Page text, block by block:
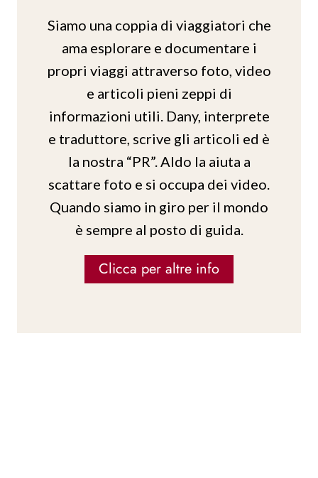
Siamo una coppia di viaggiatori che
ama esplorare e documentare i
propri viaggi attraverso foto, video
e articoli pieni zeppi di
informazioni utili. Dany, interprete
e traduttore, scrive gli articoli ed è
la nostra “PR”. Aldo la aiuta a
scattare foto e si occupa dei video.
Quando siamo in giro per il mondo
è sempre al posto di guida.
Clicca per altre info